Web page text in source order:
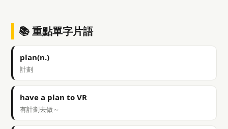
📚 重點單字片語
plan(n.)
計劃
have a plan to VR
有計劃去做～